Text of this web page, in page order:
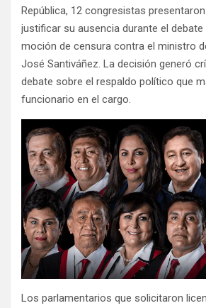
República, 12 congresistas
justificar su ausencia durante el
moción de censura contra el ministro
José Santiváñez. La decisión generó
debate sobre el respaldo político que
funcionario en el cargo.
Los parlamentarios que solicitaron